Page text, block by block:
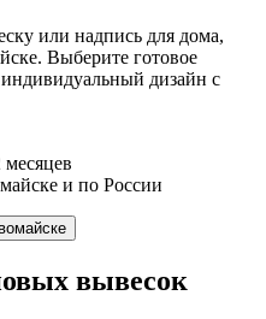
или надпись для дома,
Выберите готовое
дизайн с
месяцев
и по России
вывесок